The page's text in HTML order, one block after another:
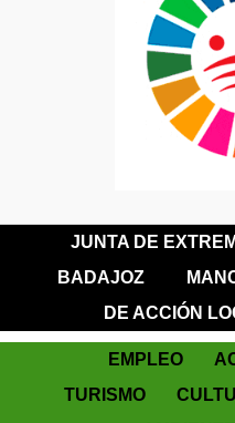
JUNTA DE
BADAJOZ
DE ACCIÓN
EMPLEO
TURISMO